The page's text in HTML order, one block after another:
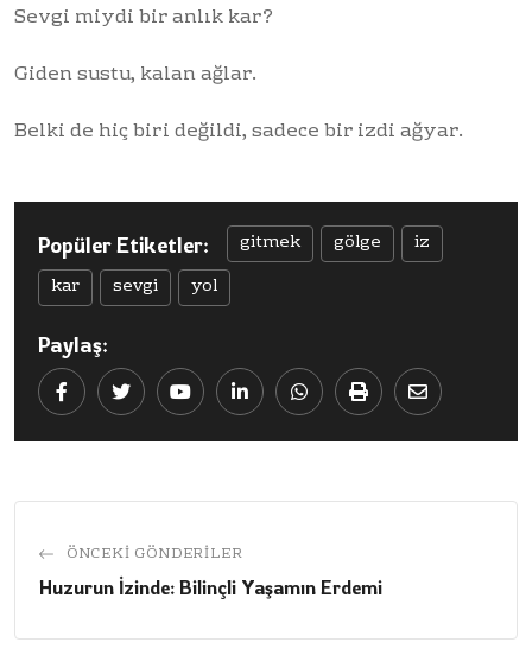
Sevgi miydi bir anlık kar?
Giden sustu, kalan ağlar.
Belki de hiç biri değildi, sadece bir izdi ağyar.
Popüler Etiketler: gitmek gölge
iz
kar
sevgi yol
Paylaş:
YoutubeLinkedInWhatsapp
Print Share
via
ÖNCEKI GÖNDERILER
Huzurun İzinde: Bilinçli Yaşamın Erdemi